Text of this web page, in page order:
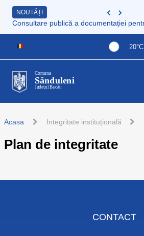
NOUTĂȚI
20°C
Comuna
Sănduleni
Județul Bacău
Acasa Integritate instituțională
Plan de integritate
CONTACT